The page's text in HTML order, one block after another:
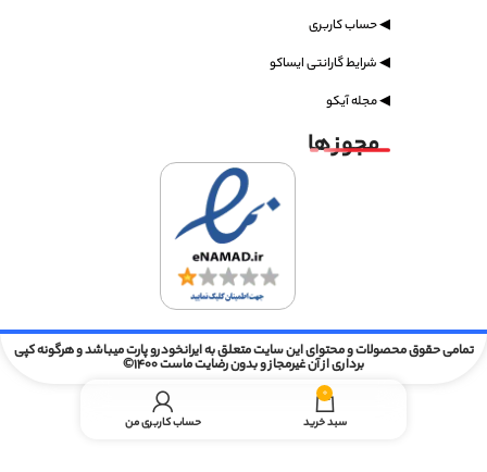
◀ حساب کاربری
◀ شرایط گارانتی ایساکو
◀ مجله آیکو
مجوز ها
تمامی حقوق محصولات و محتوای این سایت متعلق به ایرانخودرو پارت میباشد و هرگونه کپی
برداری از آن غیرمجاز و بدون رضایت ماست 1400©
0
سبد خرید حساب کاربری من